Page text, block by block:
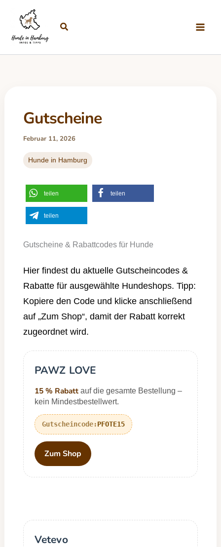
Suchen
Gutscheine
Februar 11, 2026
Hunde in Hamburg
teilen teilen
teilen
Gutscheine & Rabattcodes für Hunde
Hier findest du aktuelle Gutscheincodes &
Rabatte für ausgewählte Hundeshops. Tipp:
Kopiere den Code und klicke anschließend
auf „Zum Shop“, damit der Rabatt korrekt
zugeordnet wird.
PAWZ LOVE
15 % Rabattauf die gesamte Bestellung –
kein Mindestbestellwert.
PFOTE15
Zum Shop
Vetevo